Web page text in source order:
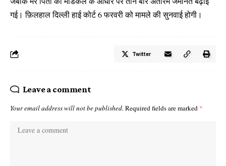
गई। फ़िलहाल दिल्ली हाई कोर्ट 6 फरवरी को मामले की सुनवाई होगी।
Twitter
Leave a comment
Your email address will not be published. Required fields are marked *